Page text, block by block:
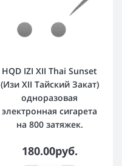
HQD IZI XII Thai Sunset
(Изи XII Тайский Закат)
одноразовая
электронная сигарета
на 800 затяжек.
180.00руб.